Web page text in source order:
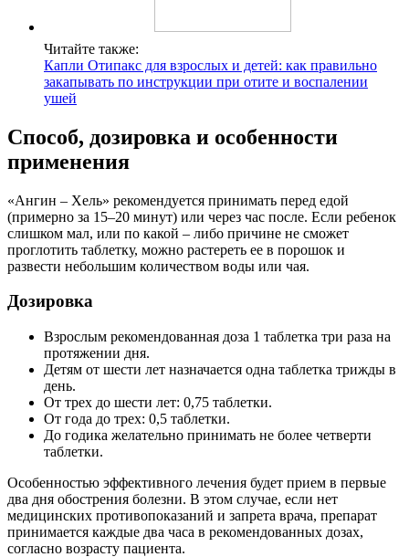
Читайте также:
Капли Отипакс для взрослых и детей: как правильно
закапывать по инструкции при отите и воспалении
ушей
Способ, дозировка и особенности
применения
«Ангин – Хель» рекомендуется принимать перед едой
(примерно за 15–20 минут) или через час после. Если ребенок
слишком мал, или по какой – либо причине не сможет
проглотить таблетку, можно растереть ее в порошок и
развести небольшим количеством воды или чая.
Дозировка
Взрослым рекомендованная доза 1 таблетка три раза на
протяжении дня.
Детям от шести лет назначается одна таблетка трижды в
день.
От трех до шести лет: 0,75 таблетки.
От года до трех: 0,5 таблетки.
До годика желательно принимать не более четверти
таблетки.
Особенностью эффективного лечения будет прием в первые
два дня обострения болезни. В этом случае, если нет
медицинских противопоказаний и запрета врача, препарат
принимается каждые два часа в рекомендованных дозах,
согласно возрасту пациента.